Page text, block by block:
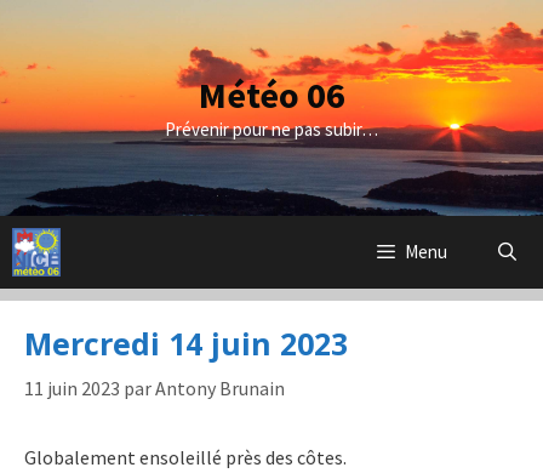
contenu
Météo 06
Prévenir pour ne pas subir…
Menu
Mercredi 14 juin 2023
11 juin 2023 parAntony Brunain
Globalement ensoleillé près des côtes.